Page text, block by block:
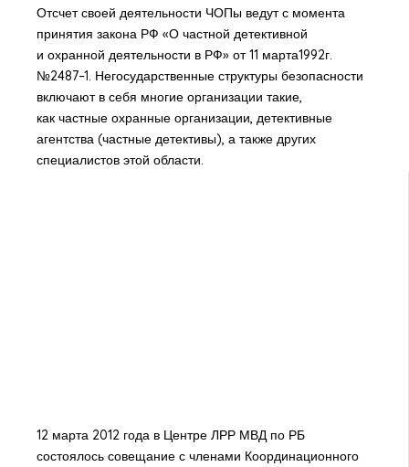
Отсчет своей деятельности ЧОПы ведут с момента
принятия закона РФ «О частной детективной
и охранной деятельности в РФ» от 11 марта1992г.
№2487–1. Негосударственные структуры безопасности
включают в себя многие организации такие,
как частные охранные организации, детективные
агентства (частные детективы), а также других
специалистов этой области.
12 марта 2012 года в Центре ЛРР МВД по РБ
состоялось совещание с членами Координационного